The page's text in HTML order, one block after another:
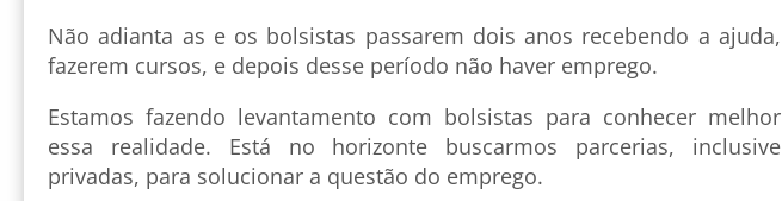
Não adianta as e os bolsistas passarem dois anos recebendo a ajuda,
fazerem cursos, e depois desse período não haver emprego.
Estamos fazendo levantamento com bolsistas para conhecer melhor
essa realidade. Está no horizonte buscarmos parcerias, inclusive
privadas, para solucionar a questão do emprego.